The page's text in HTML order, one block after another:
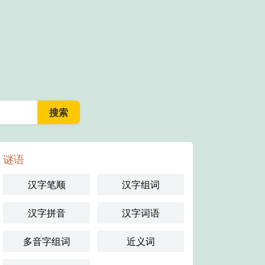
谜语
汉字笔顺 汉字组词
汉字拼音 汉字词语
多音字组词 近义词